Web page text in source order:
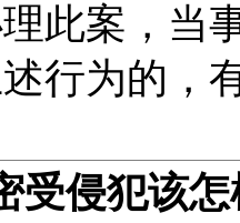
此案，当
行为的，
受侵犯该